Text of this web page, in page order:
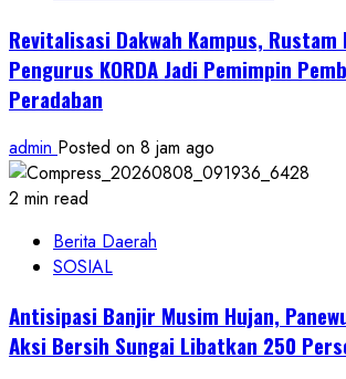
Revitalisasi Dakwah Kampus, Rustam
Pengurus KORDA Jadi Pemimpin
Peradaban
admin Posted on 8 jam ago
2 min read
Berita Daerah
SOSIAL
Antisipasi Banjir Musim Hujan,
Aksi Bersih Sungai Libatkan 250